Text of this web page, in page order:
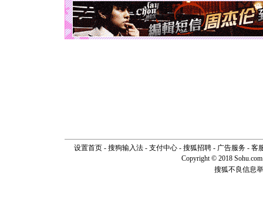
天都要快
[圣诞节]
如意,快
[元旦]看
道一声平
[春节]
片叶子是
送你一棵
设置首页- 搜狗输入法- 支付中心- 搜狐招聘- 广告服务- 客
Copyright © 2018
搜狐不良信息